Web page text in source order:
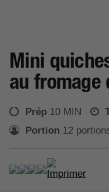
Mini
au fromage
Prép 10 MIN
Portion 12